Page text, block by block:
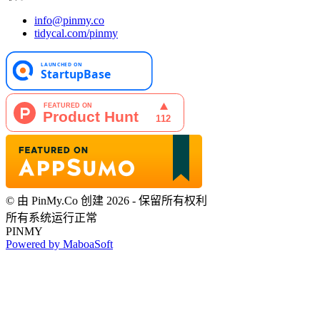
info@pinmy.co
tidycal.com/pinmy
© 由 PinMy.Co 创建 2026 - 保留所有权利
所有系统运行正常
PINMY
Powered by MaboaSoft